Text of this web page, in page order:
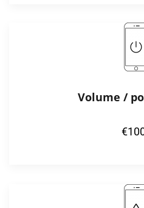
Volume /